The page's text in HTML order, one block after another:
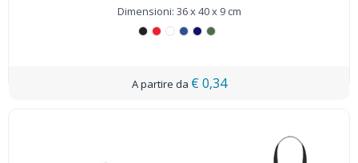
Dimensioni: 36 x 40 x 9 cm
€ 0,34